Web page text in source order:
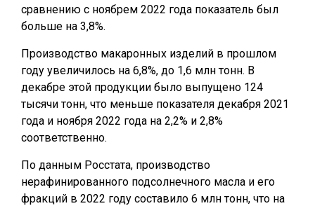
сравнению с ноябрем 2022 года показатель был
больше на 3,8%.
Производство макаронных изделий в прошлом
году увеличилось на 6,8%, до 1,6 млн тонн. В
декабре этой продукции было выпущено 124
тысячи тонн, что меньше показателя декабря 2021
года и ноября 2022 года на 2,2% и 2,8%
соответственно.
По данным Росстата, производство
нерафинированного подсолнечного масла и его
фракций в 2022 году составило 6 млн тонн, что на